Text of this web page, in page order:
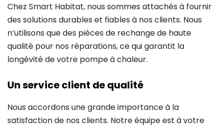
Chez Smart Habitat, nous sommes attachés à fournir
des solutions durables et fiables à nos clients. Nous
n’utilisons que des pièces de rechange de haute
qualité pour nos réparations, ce qui garantit la
longévité de votre pompe à chaleur.
Un service client de qualité
Nous accordons une grande importance à la
satisfaction de nos clients. Notre équipe est à votre